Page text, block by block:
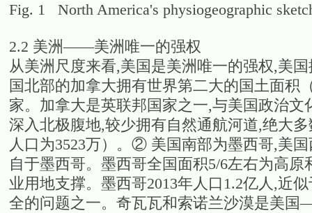
Fig. 1 North America's physiogeographic
2.2 美洲——美洲唯一的强权
从美洲尺度来看,美国是美洲唯一的强权,美
国北部的加拿大拥有世界第二大的国土面积
家。加拿大是英联邦国家之一,与美国政治
深入北极腹地,较少拥有自然通航河道,绝大
人口为3523万）。② 美国南部为墨西哥,美
自于墨西哥。墨西哥全国面积5/6左右为高
业用地支撑。墨西哥2013年人口1.2亿人,近
全的问题之一。奇瓦瓦和索诺兰沙漠是美